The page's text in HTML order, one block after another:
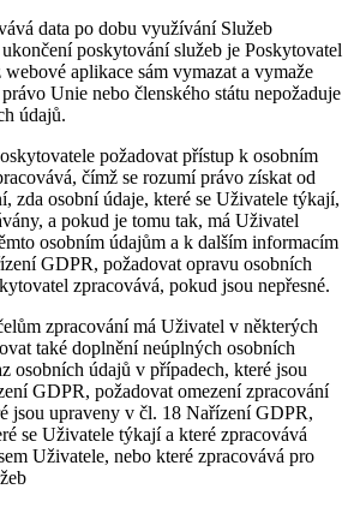
data po dobu využívání Služeb
poskytování služeb je Poskytovatel
aplikace sám vymazat a vymaže
Unie nebo členského státu nepožaduje
údajů.
požadovat přístup k osobním
čímž se rozumí právo získat od
zda osobní údaje, které se Uživatele týkají,
a pokud je tomu tak, má Uživatel
osobním údajům a k dalším informacím
GDPR, požadovat opravu osobních
zpracovává, pokud jsou nepřesné.
zpracování má Uživatel v některých
také doplnění neúplných osobních
osobních údajů v případech, které jsou
GDPR, požadovat omezení zpracování
jsou upraveny v čl. 18 Nařízení GDPR,
se Uživatele týkají a které zpracovává
Uživatele, nebo které zpracovává pro